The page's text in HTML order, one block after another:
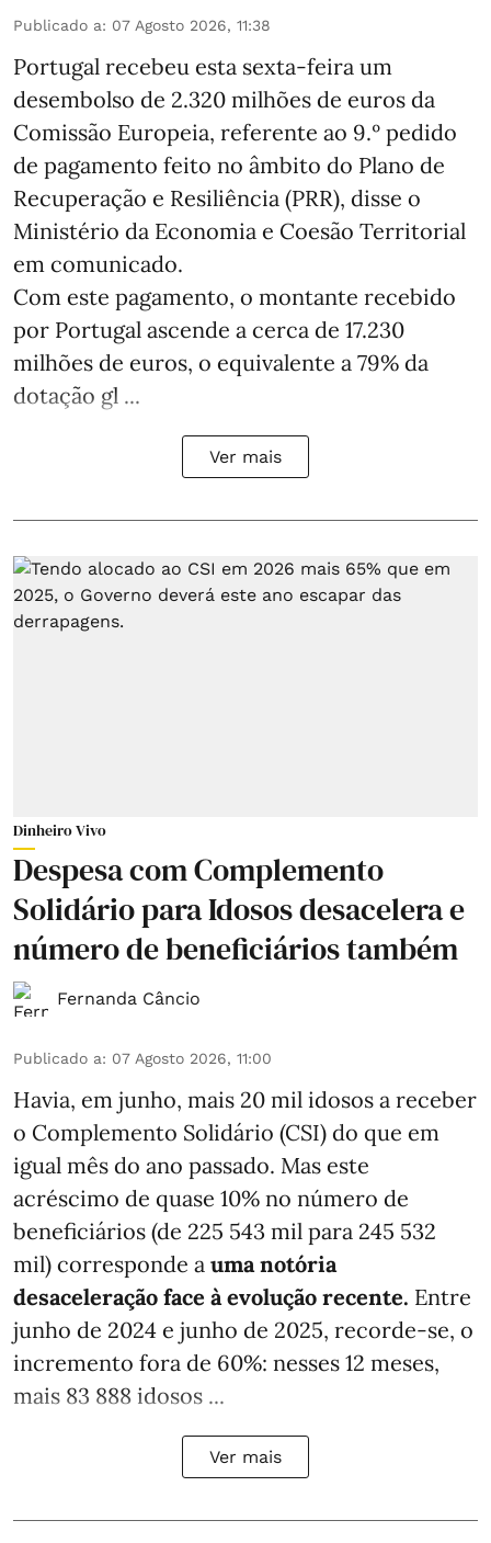
Publicado a: 07 Agosto 2026, 11:38
Portugal recebeu esta sexta-feira um
desembolso de 2.320 milhões de euros da
Comissão Europeia, referente ao 9.º pedido
de pagamento feito no âmbito do Plano de
Recuperação e Resiliência (PRR), disse o
Ministério da Economia e Coesão Territorial
em comunicado.
Com este pagamento, o montante recebido
por Portugal ascende a cerca de 17.230
milhões de euros, o equivalente a 79% da
dotação gl ...
Ver mais
Dinheiro Vivo
Despesa com Complemento
Solidário para Idosos desacelera e
número de beneficiários também
Fernanda Câncio
Publicado a: 07 Agosto 2026, 11:00
Havia, em junho, mais 20 mil idosos a receber
o Complemento Solidário (CSI) do que em
igual mês do ano passado. Mas este
acréscimo de quase 10% no número de
beneficiários (de 225 543 mil para 245 532
mil) corresponde a uma notória
desaceleração face à evolução recente. Entre
junho de 2024 e junho de 2025, recorde-se, o
incremento fora de 60%: nesses 12 meses,
mais 83 888 idosos ...
Ver mais